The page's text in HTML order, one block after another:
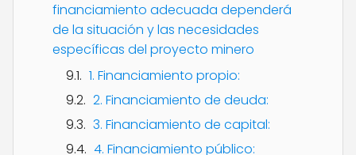
financiamiento adecuada dependerá
de la situación y las necesidades
específicas del proyecto minero
1. Financiamiento propio:
2. Financiamiento de deuda:
3. Financiamiento de capital:
4. Financiamiento público: